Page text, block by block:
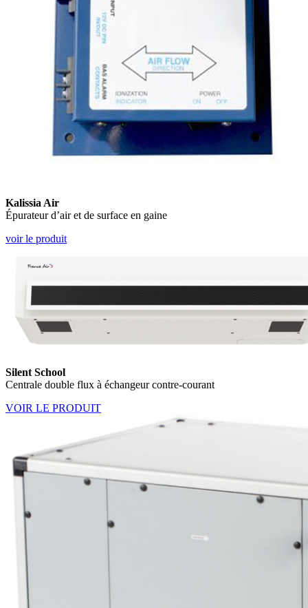
Kalissia Air
Épurateur d’air et de surface en gaine
voir le produit
Silent School
Centrale double flux à échangeur contre-courant
VOIR LE PRODUIT